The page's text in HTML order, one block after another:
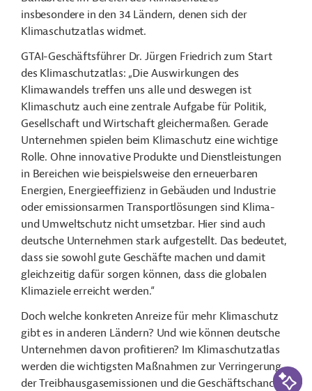
insbesondere in den 34 Ländern, denen sich der
Klimaschutzatlas widmet.
GTAI-Geschäftsführer Dr. Jürgen Friedrich zum Start
des Klimaschutzatlas: „Die Auswirkungen des
Klimawandels treffen uns alle und deswegen ist
Klimaschutz auch eine zentrale Aufgabe für Politik,
Gesellschaft und Wirtschaft gleichermaßen. Gerade
Unternehmen spielen beim Klimaschutz eine wichtige
Rolle. Ohne innovative Produkte und Dienstleistungen
in Bereichen wie beispielsweise den erneuerbaren
Energien, Energieeffizienz in Gebäuden und Industrie
oder emissionsarmen Transportlösungen sind Klima-
und Umweltschutz nicht umsetzbar. Hier sind auch
deutsche Unternehmen stark aufgestellt. Das bedeutet,
dass sie sowohl gute Geschäfte machen und damit
gleichzeitig dafür sorgen können, dass die globalen
Klimaziele erreicht werden.“
Doch welche konkreten Anreize für mehr Klimaschutz
gibt es in anderen Ländern? Und wie können deutsche
Unternehmen davon profitieren? Im Klimaschutzatlas
werden die wichtigsten Maßnahmen zur Verringerung
der Treibhausgasemissionen und die Geschäftschancen
KI-